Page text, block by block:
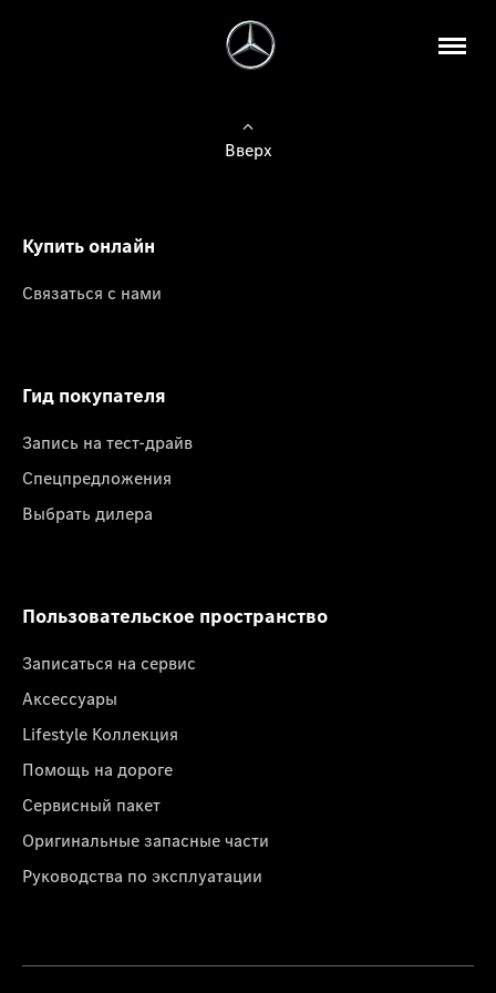
Вверх
Купить онлайн
Связаться с нами
Гид покупателя
Запись на тест-драйв
Спецпредложения
Выбрать дилера
Пользовательское пространство
Записаться на сервис
Аксессуары
Lifestyle Коллекция
Помощь на дороге
Сервисный пакет
Оригинальные запасные части
Руководства по эксплуатации